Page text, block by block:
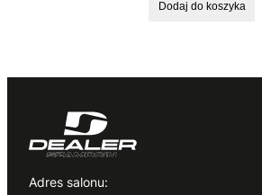
Dodaj do koszyka
Adres salonu: